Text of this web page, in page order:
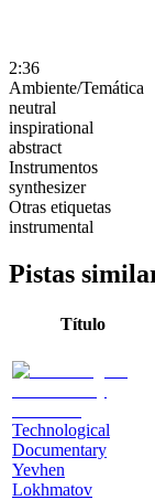
2:36
Ambiente/Temática
neutral
inspirational
abstract
Instrumentos
synthesizer
Otras etiquetas
instrumental
Pistas
Título
Technological
Documentary
Yevhen
Lokhmatov